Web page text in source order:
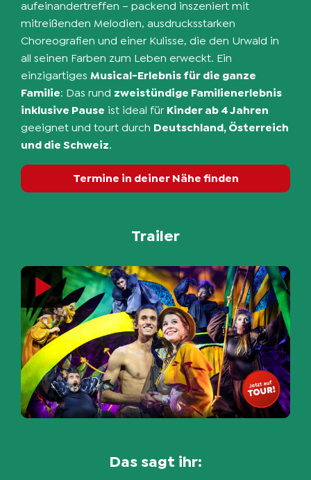
aufeinandertreffen – packend inszeniert mit
mitreißenden Melodien, ausdrucksstarken
Choreografien und einer Kulisse, die den Urwald in
all seinen Farben zum Leben erweckt. Ein
einzigartiges Musical-Erlebnis für die ganze
Familie: Das rund zweistündige Familienerlebnis
inklusive Pause ist ideal für Kinder ab 4 Jahren
geeignet und tourt durch Deutschland, Österreich
und die Schweiz.
Termine in deiner Nähe finden
Trailer
Das sagt ihr: